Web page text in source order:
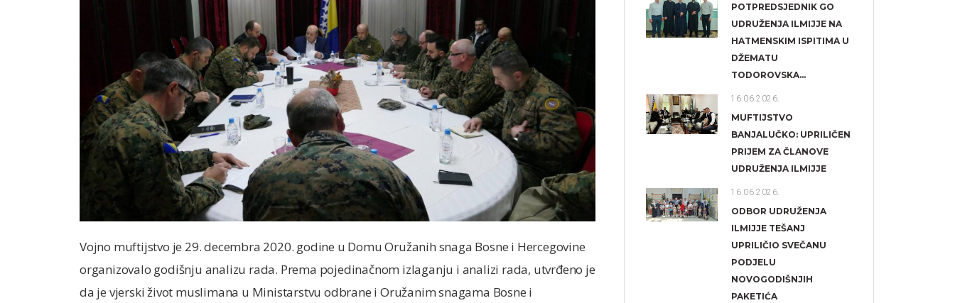
Vojno muftijstvo je 29. decembra 2020. godine u Domu Oružanih snaga Bosne i Hercegovine
organizovalo godišnju analizu rada. Prema pojedinačnom izlaganju i analizi rada, utvrđeno je
da je vjerski život muslimana u Ministarstvu odbrane i Oružanim snagama Bosne i
POTPREDSJEDNIK GO
UDRUŽENJA ILMIJJE NA
HATMENSKIM ISPITIMA U
DŽEMATU
TODOROVSKA...
16.06.2026.
MUFTIJSTVO
BANJALUČKO: UPRILIČEN
PRIJEM ZA ČLANOVE
UDRUŽENJA ILMIJJE
16.06.2026.
ODBOR UDRUŽENJA
ILMIJJE TEŠANJ
UPRILIČIO SVEČANU
PODJELU
NOVOGODIŠNJIH
PAKETIĆA